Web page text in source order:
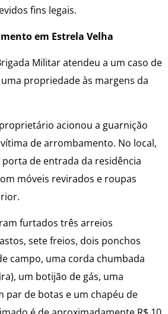
fins legais.
em Estrela Velha
Militar atendeu a um caso de
propriedade às margens da
acionou a guarnição
de arrombamento. No local,
de entrada da residência
móveis revirados e roupas
furtados três arreios
sete freios, dois ponchos
campo, uma corda chumbada
um botijão de gás, uma
par de botas e um chapéu de